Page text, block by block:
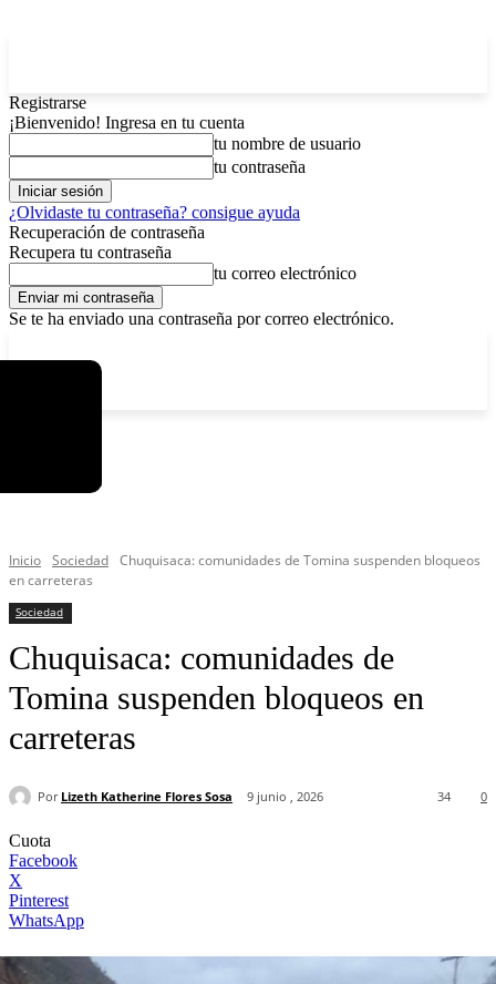
Registrarse
¡Bienvenido! Ingresa en tu cuenta
tu nombre de usuario
tu contraseña
¿Olvidaste tu contraseña? consigue ayuda
Recuperación de contraseña
Recupera tu contraseña
tu correo electrónico
Se te ha enviado una contraseña por correo electrónico.
Inicio Sociedad Chuquisaca: comunidades de Tomina suspenden bloqueos
en carreteras
Sociedad
Chuquisaca: comunidades de
Tomina suspenden bloqueos en
carreteras
Por Lizeth Katherine Flores Sosa 9 junio , 2026 0
34
Cuota
Facebook
X
Pinterest
WhatsApp